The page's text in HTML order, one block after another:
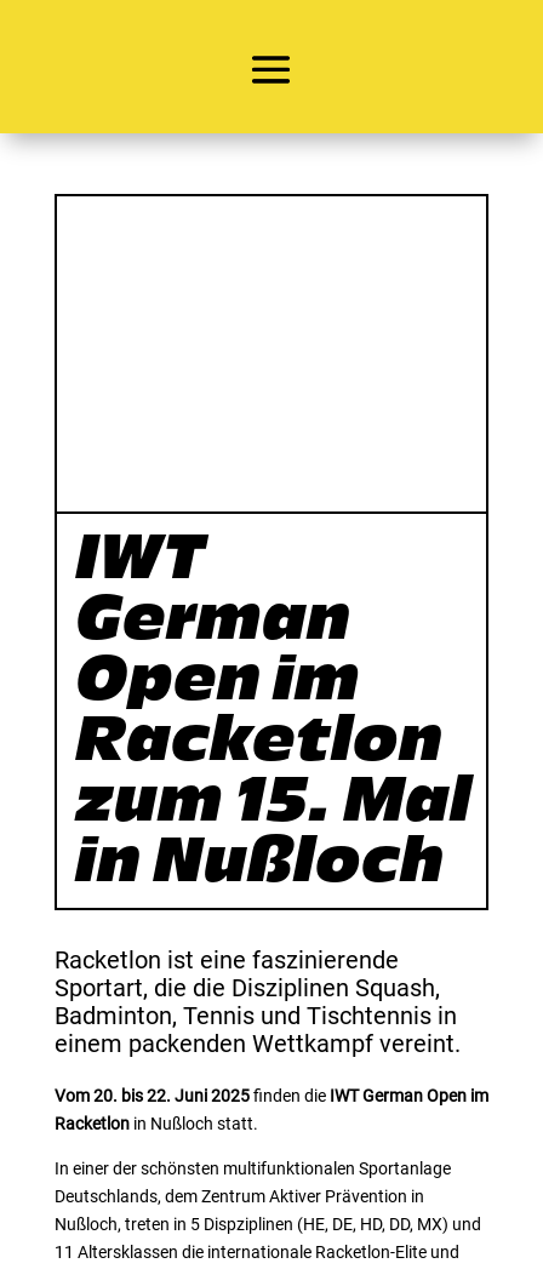
IWT
German
Open im
Racketlon
zum 15. Mal
in Nußloch
Racketlon ist eine faszinierende
Sportart, die die Disziplinen Squash,
Badminton, Tennis und Tischtennis in
einem packenden Wettkampf vereint.
Vom 20. bis 22. Juni 2025finden dieIWT German Open im
Racketlonin Nußloch statt.
In einer der schönsten multifunktionalen Sportanlage
Deutschlands, dem Zentrum Aktiver Prävention in
Nußloch, treten in 5 Dispziplinen (HE, DE, HD, DD, MX) und
11 Altersklassen die internationale Racketlon-Elite und